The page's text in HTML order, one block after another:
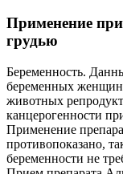
Применение
грудью
Беременность.
беременных женщин
животных
канцерогенности
Применение
противопоказано,
беременности не